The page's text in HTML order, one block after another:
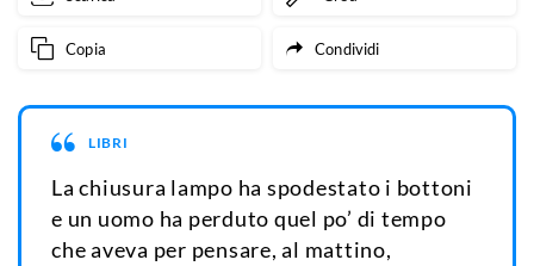
Copia Condividi
LIBRI
La chiusura lampo ha spodestato i bottoni
e un uomo ha perduto quel po’ di tempo
che aveva per pensare, al mattino,